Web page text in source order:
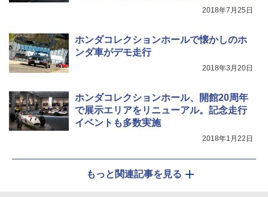
2018年7月25日
ホンダコレクションホールで懐かしのホ
ンダ車がデモ走行
2018年3月20日
ホンダコレクションホール、開館20周年
で展示エリアをリニューアル。記念走行
イベントも多数実施
2018年1月22日
もっと関連記事を見る